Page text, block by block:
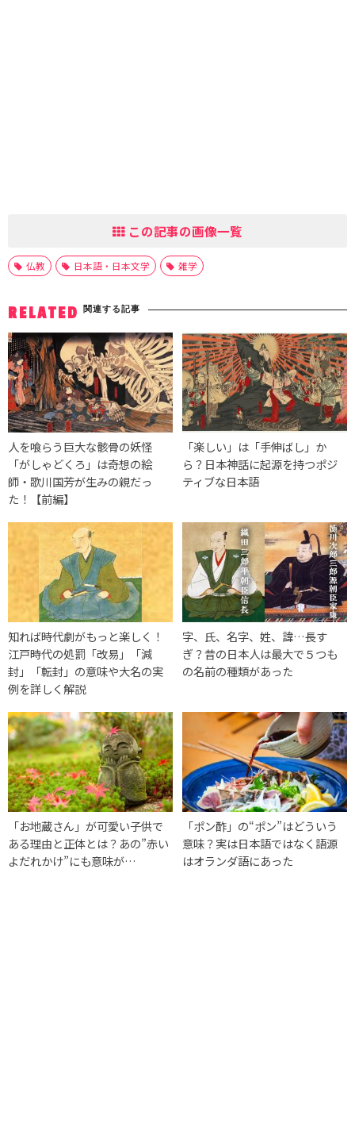
この記事の画像一覧
仏教 日本語・日本文学 雑学
RELATED 関連する記事
人を喰らう巨大な骸骨の妖怪
「がしゃどくろ」は奇想の絵
師・歌川国芳が生みの親だっ
た！【前編】
「楽しい」は「手伸ばし」か
ら？日本神話に起源を持つポジ
ティブな日本語
知れば時代劇がもっと楽しく！
江戸時代の処罰「改易」「減
封」「転封」の意味や大名の実
例を詳しく解説
字、氏、名字、姓、諱…長す
ぎ？昔の日本人は最大で５つも
の名前の種類があった
「お地蔵さん」が可愛い子供で
ある理由と正体とは？あの”赤い
よだれかけ”にも意味が…
「ポン酢」の“ポン”はどういう
意味？実は日本語ではなく語源
はオランダ語にあった